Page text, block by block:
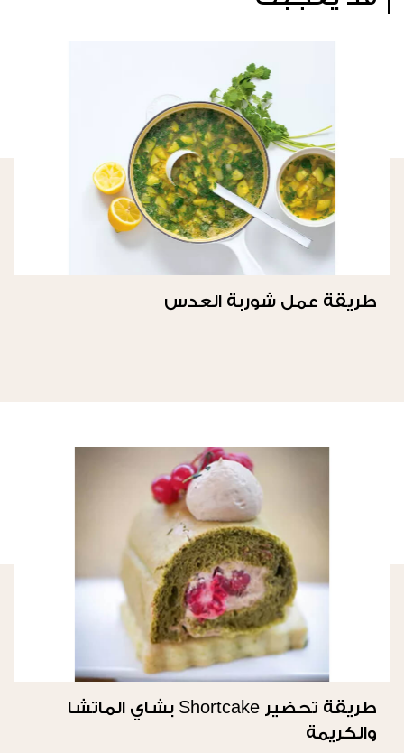
طريقة عمل شوربة العدس
طريقة تحضير Shortcake بشاي الماتشا
والكريمة